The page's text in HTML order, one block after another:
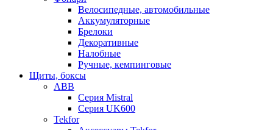
Велосипедные, автомобильные
Аккумуляторные
Брелоки
Декоративные
Налобные
Ручные, кемпинговые
Щиты, боксы
ABB
Серия Mistral
Серия UK600
Tekfor